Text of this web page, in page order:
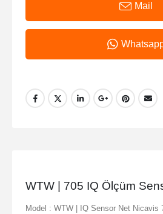
Mail
WTW | 705 IQ Ölçüm
Model : WTW | IQ Sensor Net Nicavis